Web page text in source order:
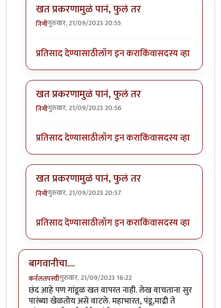
खत प्रकरणामुळं पानं, फुलं तर
निमीगुरुवार, 21/09/2023 20:55
प्रतिसाद देण्यासाठीलॉग इन कराकिंवासदस्य व्हा
खत प्रकरणामुळं पानं, फुलं तर
निमीगुरुवार, 21/09/2023 20:56
प्रतिसाद देण्यासाठीलॉग इन कराकिंवासदस्य व्हा
खत प्रकरणामुळं पानं, फुलं तर
निमीगुरुवार, 21/09/2023 20:57
प्रतिसाद देण्यासाठीलॉग इन कराकिंवासदस्य व्हा
बागवानीचा....
कर्नलतपस्वीगुरुवार, 21/09/2023 16:22
छंद आहे पण गांडूळ खत वापरत नाही. लेख वाचताना सुर
पारंब्या खेळतोय असे वाटले. महाभारत, पंडू,माद्री ते